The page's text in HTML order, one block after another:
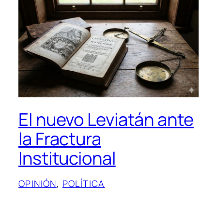
El nuevo Leviatán ante
la Fractura
Institucional
OPINIÓN, POLÍTICA